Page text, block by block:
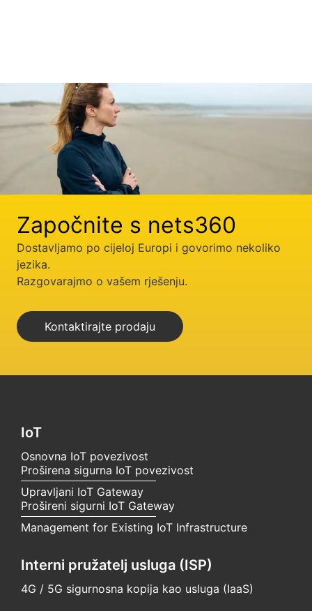
Započnite s nets360
Dostavljamo po cijeloj Europi i govorimo nekoliko
jezika.
Razgovarajmo o vašem rješenju.
Kontaktirajte prodaju
IoT
Osnovna IoT povezivost
Proširena sigurna IoT povezivost
Upravljani IoT Gateway
Prošireni sigurni IoT Gateway
Management for Existing IoT Infrastructure
Interni pružatelj usluga (ISP)
4G / 5G sigurnosna kopija kao usluga (IaaS)